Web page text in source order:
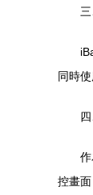
同時
控畫面